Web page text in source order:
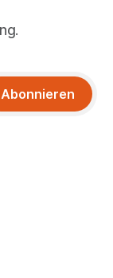
Abonnieren